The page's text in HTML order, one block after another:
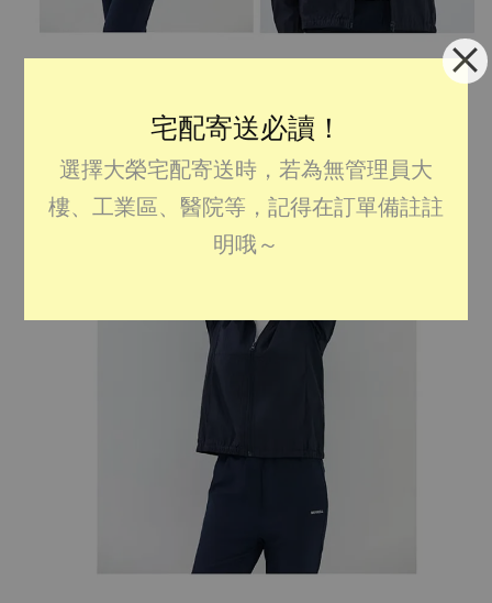
宅配寄送必讀！
選擇大榮宅配寄送時，若為無管理員大
樓、工業區、醫院等，記得在訂單備註註
明哦～